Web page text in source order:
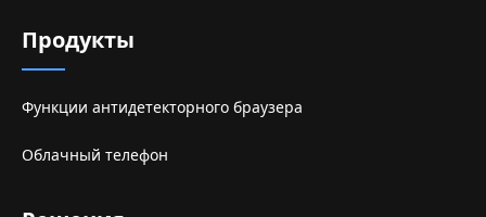
Продукты
Функции антидетекторного браузера
Облачный телефон